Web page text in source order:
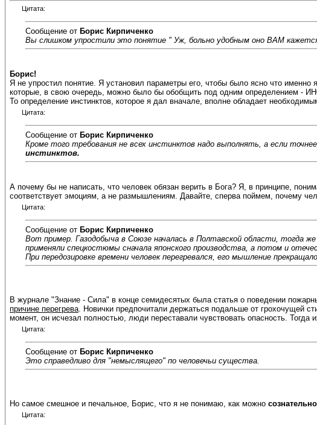
Цитата:
Сообщение от Борис Кирпиченко
Вы слишком упростили это понятие " Уж, больно удобным оно ВАМ
Борис!
Я не упростил понятие. Я установил параметры его, чтобы было ясно что
которые, в свою очередь, можно было бы обобщить под одним определением
То определение инстинктов, которое я дал вначале, вполне обладает
Цитата:
Сообщение от Борис Кирпиченко
Кроме того требования не всех инстинктов надо выполнять, а если
инстинктов.
А почему бы не написать, что человек обязан верить в Бога? Я, в принципе,
соответствует эмоциям, а не размышлениям. Давайте, сперва поймем, почему
Цитата:
Сообщение от Борис Кирпиченко
Вот пример. Газодобыча в Союзе началась в Полтавской области, тогда
применяли спецкостюмы сначала японского производства, а потом и
При передозировке времени человек перегревался, его мышление
В журнале "Знание - Сила" в конце семидесятых была статья о поведении
причине перегрева. Новички предпочитали держаться подальше от грохочущей
момент, он исчезал полностью, люди переставали чувствовать опасность. Тогда
Цитата:
Сообщение от Борис Кирпиченко
Это справедливо для "немыслящего" по человечьи существа.
Но самое смешное и печальное, Борис, что я не понимаю, как можно
Цитата: